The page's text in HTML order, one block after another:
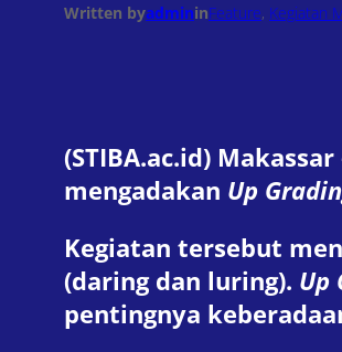
Written byadmininFeature, Kegiatan
(STIBA.ac.id)
mengadakan Up
Kegiatan tersebut
(daring dan luring). Up
pentingnya